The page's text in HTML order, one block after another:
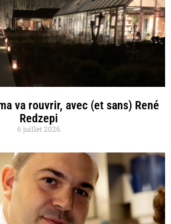
va rouvrir, avec (et sans) René
Redzepi
6 juillet 2026